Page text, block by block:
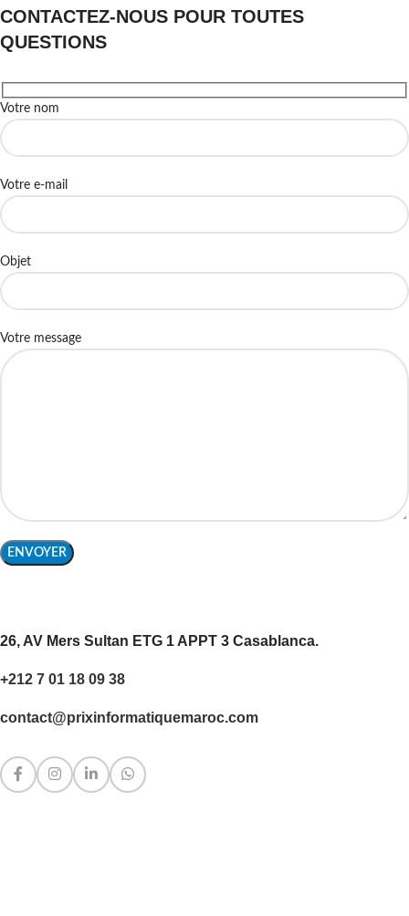
CONTACTEZ-NOUS POUR TOUTES
QUESTIONS
Votre nom
Votre e-mail
Objet
Votre message
26, AV Mers Sultan ETG 1 APPT 3 Casablanca.
+212 7 01 18 09 38
contact@prixinformatiquemaroc.com